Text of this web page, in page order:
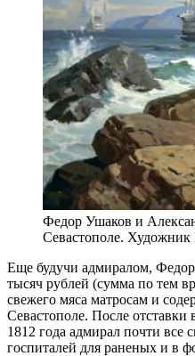
Федор Ушаков и
Севастополе.
Еще будучи адмиралом,
тысяч рублей (сумма по тем
свежего мяса матросам и
Севастополе. После
1812 года адмирал почти все
госпиталей для раненых и в